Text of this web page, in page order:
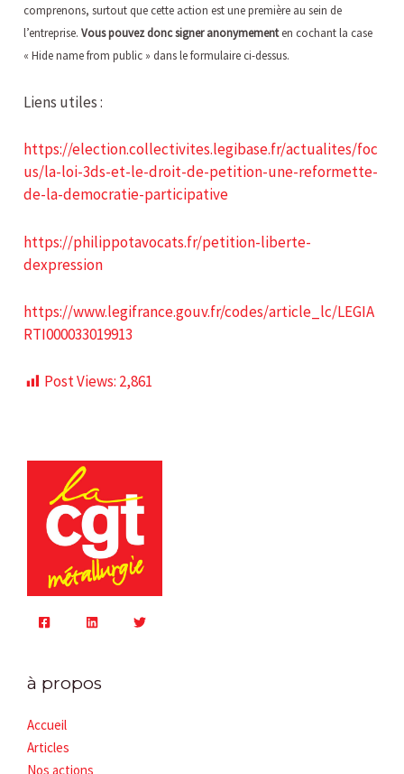
comprenons, surtout que cette action est une première au sein de
l’entreprise.Vous pouvez donc signer anonymementen cochant la case
« Hide name from public » dans le formulaire ci-dessus.
Liens utiles :
https://election.collectivites.legibase.fr/actualites/foc
us/la-loi-3ds-et-le-droit-de-petition-une-reformette-
de-la-democratie-participative
https://philippotavocats.fr/petition-liberte-
dexpression
https://www.legifrance.gouv.fr/codes/article_lc/LEGIA
RTI000033019913
Post Views: 2,861
à propos
Accueil
Articles
Nos actions